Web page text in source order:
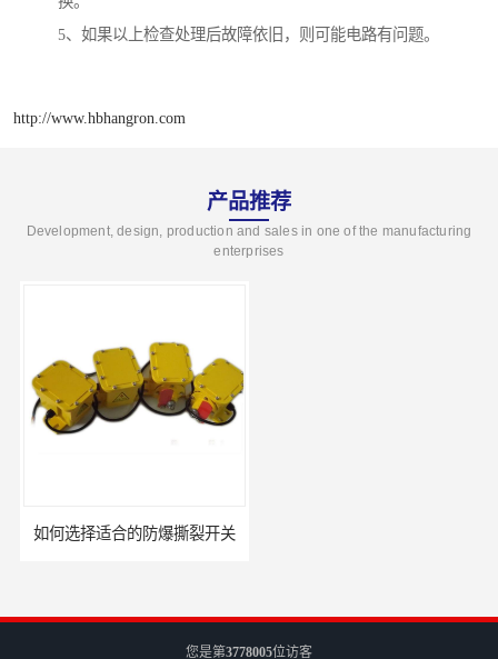
5、如果以上检查处理后故障依旧，则可能电路有问题。
http://www.hbhangron.com
产品推荐
Development, design, production and sales in one of the manufacturing
enterprises
如何选择适合的防爆撕裂开关
您是第3778005位访客